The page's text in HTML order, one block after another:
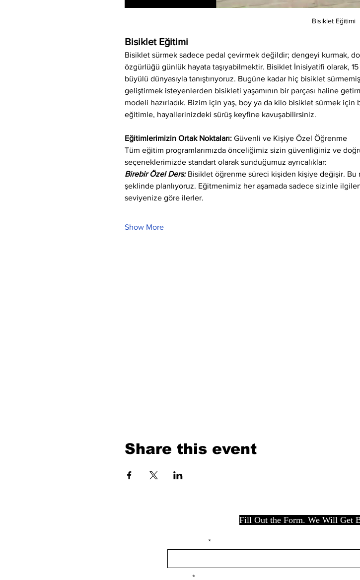
Bisiklet Eğitimi
Bisiklet Eğitimi
Bisiklet sürmek sadece pedal çevirmek değildir; dengeyi kurmak,
özgürlüğü günlük hayata taşıyabilmektir. Bisiklet İnisiyatifi olarak, 15
büyülü dünyasıyla tanıştırıyoruz. Bugüne kadar hiç bisiklet
geliştirmek isteyenlerden bisikleti yaşamının bir parçası haline
modeli hazırladık. Bizim için yaş, boy ya da kilo bisiklet sürmek
eğitimle, hayallerinizdeki sürüş keyfine kavuşabilirsiniz.
Eğitimlerimizin Ortak Noktaları: Güvenli ve Kişiye Özel Öğrenme
Tüm eğitim programlarımızda önceliğimiz sizin güvenliğiniz ve
seçeneklerimizde standart olarak sunduğumuz ayrıcalıklar:
Birebir Özel Ders: Bisiklet öğrenme süreci kişiden kişiye değişir.
şeklinde planlıyoruz. Eğitmenimiz her aşamada sadece sizinle
seviyenize göre ilerler.
Show More
Share this event
Fill Out the Form. We Will Get